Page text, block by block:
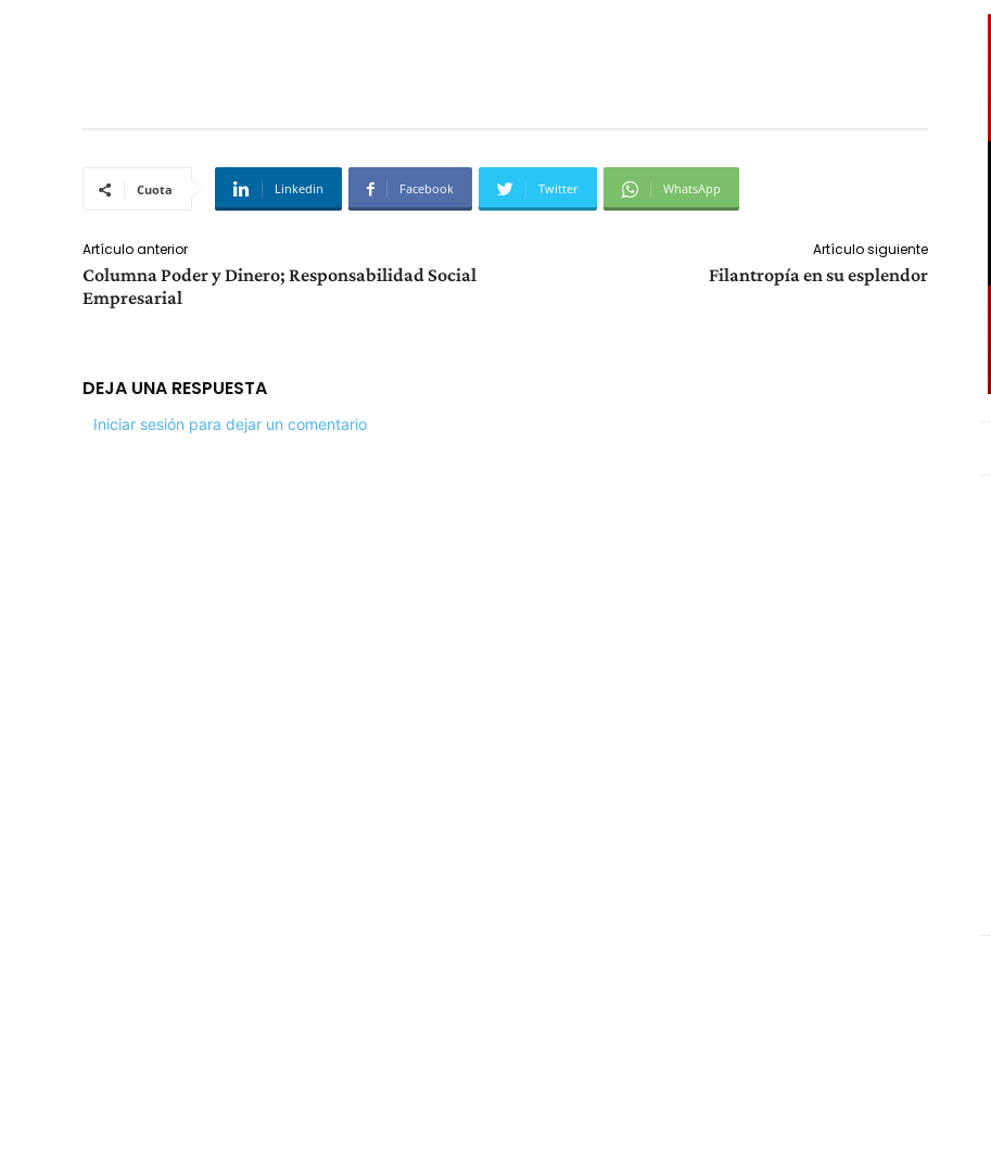
Cuota Linkedin Facebook Twitter WhatsApp
Artículo anterior
Columna Poder y Dinero; Responsabilidad Social
Empresarial
Artículo siguiente
Filantropía en su esplendor
DEJA UNA RESPUESTA
Iniciar sesión para dejar un comentario